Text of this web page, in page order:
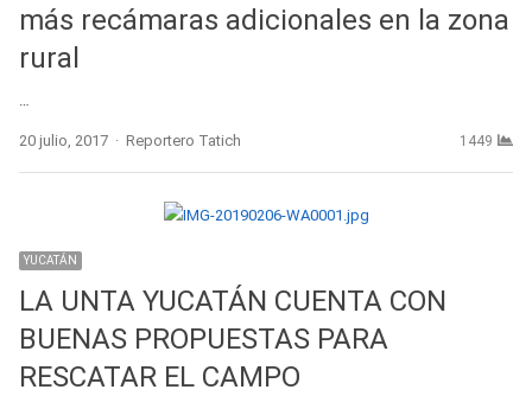
más recámaras adicionales en la zona
rural
20 julio, 2017 Author
Reportero Tatich 1449
YUCATÁN
LA UNTA YUCATÁN CUENTA CON
BUENAS PROPUESTAS PARA
RESCATAR EL CAMPO